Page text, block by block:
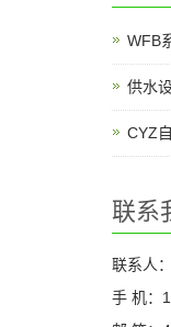
WFB
供水
CYZ
联系
联系人
手 机：